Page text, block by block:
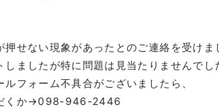
押せない現象があったとのご連絡を受けま
しましたが特に問題は見当たりませんでし
ルフォーム不具合がございましたら、
くか→098-946-2446